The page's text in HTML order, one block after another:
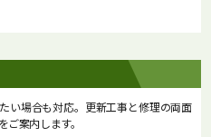
い場合も対応。更新工事と修理の両面
ご案内します。